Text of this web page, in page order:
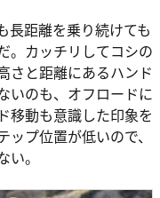
長距離を乗り続けても
。カッチリしてコシの
さと距離にあるハンド
いのも、オフロードに
移動も意識した印象を
プ位置が低いので、
。